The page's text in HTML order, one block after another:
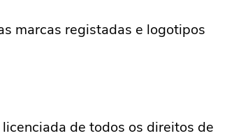
marcas registadas e logotipos
de todos os direitos de